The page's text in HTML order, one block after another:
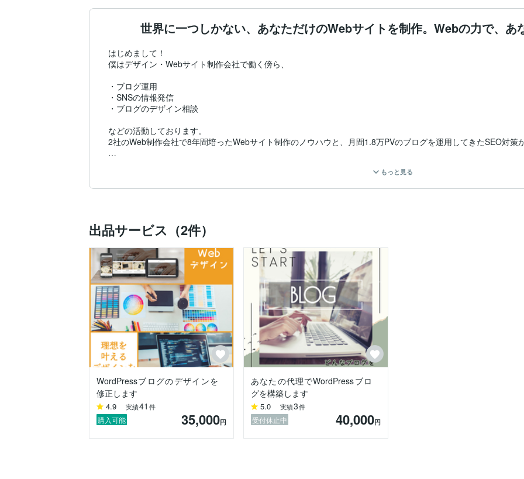
世界に一つしかない、あなただけのWebサイトを制作。Webの力で、あ
はじめまして！
僕はデザイン・Webサイト制作会社で働く傍ら、
・ブログ運用
・SNSの情報発信
・ブログのデザイン相談
などの活動しております。
2社のWeb制作会社で8年間培ったWebサイト制作のノウハウと、月間1.8万PVのブログを運用してきたSEO対策
ただWebサイトを作るだけではなく、お客様の”やりたいこと”をキャッチし、ヒアリングをしながらお悩みを解
・最高月間1.8万PV
Webサイト制作とブログ運用の経験を活かし、SEOに強く収益化できるWebサイトを提供いたします。
「Webサイトを構築したい」
「WordPressブログを構築したい」
「Webデザインを見直したい」
このような悩みによって、あなたの貴重な時間をロスしてしまうのはもったいないです。
どんなに小さな悩みも大歓迎。もしお困りごとがあれば、まずはご相談ください(｀･∀･´)
あなたからのメッセージをお待ちしております！
【サービス紹介】
■WordPressブログのデザインを修正します
[こんな人にオススメ]
-ブログの野暮ったいデザインを見直したい
-参考サイトのようなデザインにしたい
もっと見る
出品サービス（2件）
WordPressブログのデザインを
修正します
4.9 実績41 件
購入可能 35,000円
あなたの代理でWordPressブロ
グを構築します
5.0 実績3件
受付休止中 40,000円